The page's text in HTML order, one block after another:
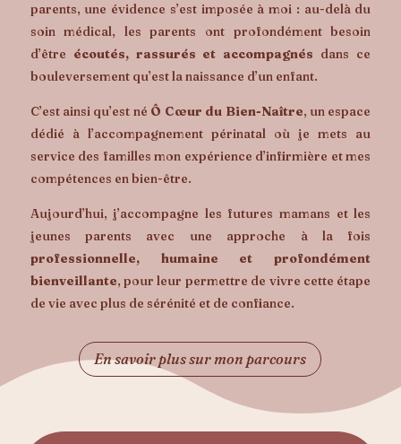
parents, une évidence s’est imposée à moi : au-delà du
soin médical, les parents ont profondément besoin
d’être écoutés, rassurés et accompagnés dans ce
bouleversement qu’est la naissance d’un enfant.
C’est ainsi qu’est né Ô Cœur du Bien-Naître, un espace
dédié à l’accompagnement périnatal où je mets au
service des familles mon expérience d’infirmière et mes
compétences en bien-être.
Aujourd’hui, j’accompagne les futures mamans et les
jeunes parents avec une approche à la fois
professionnelle, humaine et profondément
bienveillante, pour leur permettre de vivre cette étape
de vie avec plus de sérénité et de confiance.
En savoir plus sur mon parcours